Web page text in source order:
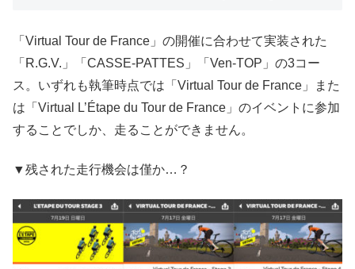
「Virtual Tour de France」の開催に合わせて実装された
「R.G.V.」「CASSE-PATTES」「Ven-TOP」の3コー
ス。いずれも執筆時点では「Virtual Tour de France」また
は「Virtual L’Étape du Tour de France」のイベントに参加
することでしか、走ることができません。
▼残された走行機会は僅か…？